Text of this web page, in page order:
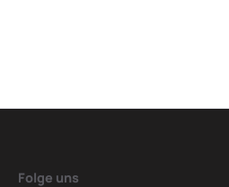
Folge uns